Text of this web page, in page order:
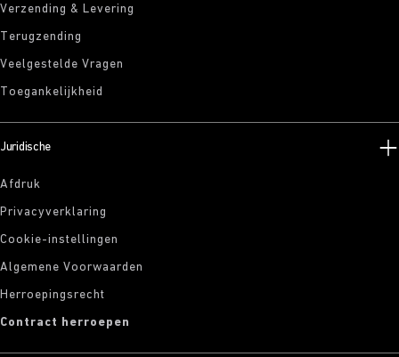
Verzending & Levering
Terugzending
Veelgestelde Vragen
Toegankelijkheid
Juridische
Afdruk
Privacyverklaring
Cookie-instellingen
Algemene Voorwaarden
Herroepingsrecht
Contract herroepen